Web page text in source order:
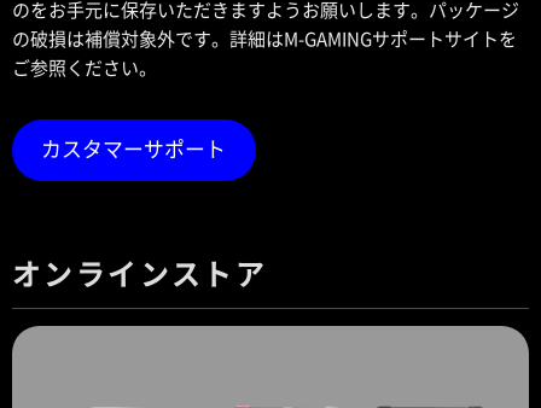
のをお手元に保存いただきますようお願いします。パッケージ
の破損は補償対象外です。詳細はM-GAMINGサポートサイトを
ご参照ください。
カスタマーサポート
オンラインストア